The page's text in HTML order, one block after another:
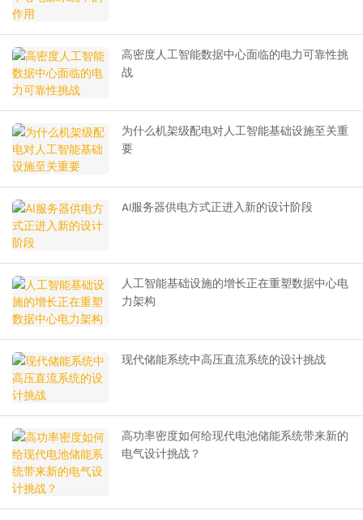
高密度人工智能数据中心面临的电力可靠性挑
战
为什么机架级配电对人工智能基础设施至关重
要
AI服务器供电方式正进入新的设计阶段
人工智能基础设施的增长正在重塑数据中心电
力架构
现代储能系统中高压直流系统的设计挑战
高功率密度如何给现代电池储能系统带来新的
电气设计挑战？